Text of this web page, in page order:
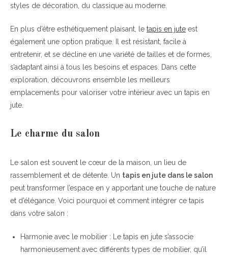
styles de décoration, du classique au moderne.
En plus d’être esthétiquement plaisant, le tapis en jute est
également une option pratique. Il est résistant, facile à
entretenir, et se décline en une variété de tailles et de formes,
s’adaptant ainsi à tous les besoins et espaces. Dans cette
exploration, découvrons ensemble les meilleurs
emplacements pour valoriser votre intérieur avec un tapis en
jute.
Le charme du salon
Le salon est souvent le cœur de la maison, un lieu de
rassemblement et de détente. Un tapis en jute dans le salon
peut transformer l’espace en y apportant une touche de nature
et d’élégance. Voici pourquoi et comment intégrer ce tapis
dans votre salon :
Harmonie avec le mobilier : Le tapis en jute s’associe
harmonieusement avec différents types de mobilier, qu’il